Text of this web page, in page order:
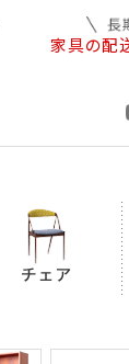
家具の配